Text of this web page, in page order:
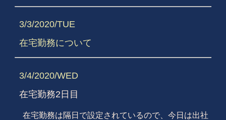
3/3/2020/TUE
在宅勤務について
3/4/2020/WED
在宅勤務2日目
在宅勤務は隔日で設定されているので、今日は出社